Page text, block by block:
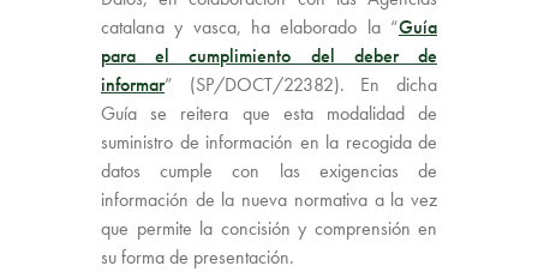
catalana y vasca, ha elaborado la “Guía
para el cumplimiento del deber de
informar” (SP/DOCT/22382). En dicha
Guía se reitera que esta modalidad de
suministro de información en la recogida de
datos cumple con las exigencias de
información de la nueva normativa a la vez
que permite la concisión y comprensión en
su forma de presentación.